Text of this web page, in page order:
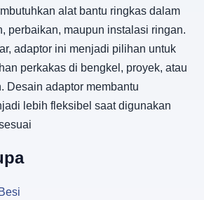
alat bantu ringkas dalam
perbaikan, maupun instalasi ringan.
adaptor ini menjadi pilihan untuk
perkakas di bengkel, proyek, atau
Desain adaptor membantu
lebih fleksibel saat digunakan